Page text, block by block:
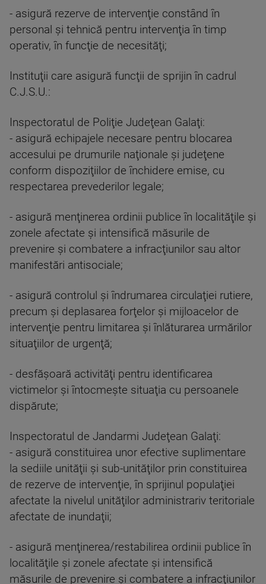
- asigură rezerve de intervenţie constând în
personal şi tehnică pentru intervenţia în timp
operativ, în funcţie de necesităţi;
Instituţii care asigură funcţii de sprijin în cadrul
C.J.S.U.:
Inspectoratul de Poliţie Judeţean Galaţi:
- asigură echipajele necesare pentru blocarea
accesului pe drumurile naţionale şi judeţene
conform dispoziţiilor de închidere emise, cu
respectarea prevederilor legale;
- asigură menţinerea ordinii publice în localităţile şi
zonele afectate şi intensifică măsurile de
prevenire şi combatere a infracţiunilor sau altor
manifestări antisociale;
- asigură controlul şi îndrumarea circulaţiei rutiere,
precum şi deplasarea forţelor şi mijloacelor de
intervenţie pentru limitarea şi înlăturarea urmărilor
situaţiilor de urgenţă;
- desfăşoară activităţi pentru identificarea
victimelor şi întocmeşte situaţia cu persoanele
dispărute;
Inspectoratul de Jandarmi Judeţean Galaţi:
- asigură constituirea unor efective suplimentare
la sediile unităţii şi sub-unităţilor prin constituirea
de rezerve de intervenţie, în sprijinul populaţiei
afectate la nivelul unităţilor administrariv teritoriale
afectate de inundaţii;
- asigură menţinerea/restabilirea ordinii publice în
localităţile şi zonele afectate şi intensifică
măsurile de prevenire şi combatere a infracţiunilor